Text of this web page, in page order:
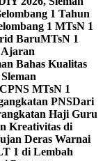
1 Tahun
1 MTsN 1
BaruMTsN 1
Ajaran
Bahas Kualitas
CPNS MTsN 1
PNSDari
Haji Guru
Kreativitas di
Deras Warnai
1 di Lembah